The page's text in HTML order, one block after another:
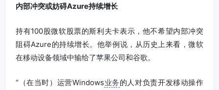
内部冲突或妨碍Azure持续增长
持有100股微软股票的斯利夫卡表示，他不希望内部冲突
阻碍Azure的持续增长。他举例说，从历史上来看，微软
在移动设备领域中输给了苹果公司和谷歌。
“（在当时）运营Windows业务的人对负责开发移动操作